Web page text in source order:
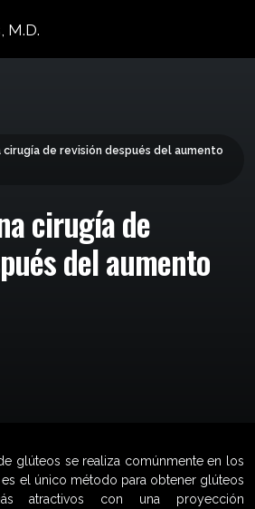
del
cirugía de revisión después del aumento
cirugía de
del aumento
glúteos se realiza comúnmente en los
es el único método para obtener glúteos
atractivos con una proyección